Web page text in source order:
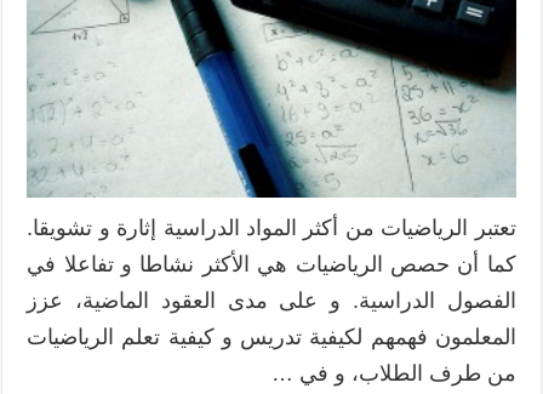
تعتبر الرياضيات من أكثر المواد الدراسية إثارة و تشويقا.
كما أن حصص الرياضيات هي الأكثر نشاطا و تفاعلا في
الفصول الدراسية. و على مدى العقود الماضية، عزز
المعلمون فهمهم لكيفية تدريس و كيفية تعلم الرياضيات
من طرف الطلاب، و في …